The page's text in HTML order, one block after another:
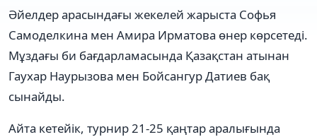
Әйелдер арасындағы жекелей жарыста Софья
Самоделкина мен Амира Ирматова өнер көрсетеді.
Мұздағы би бағдарламасында Қазақстан атынан
Гаухар Наурызова мен Бойсангур Датиев бақ
сынайды.
Айта кетейік, турнир 21-25 қаңтар аралығында